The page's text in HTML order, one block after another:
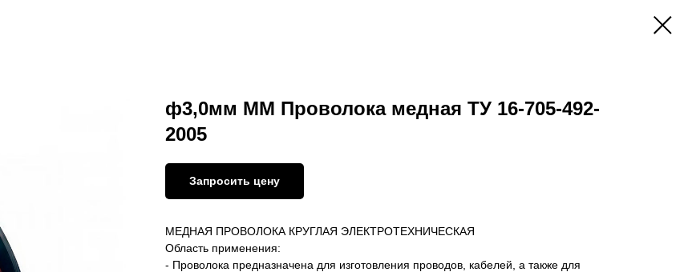
ф3,0мм ММ Проволока медная ТУ 16-705-492-
2005
Запросить цену
МЕДНАЯ ПРОВОЛОКА КРУГЛАЯ ЭЛЕКТРОТЕХНИЧЕСКАЯ
Область применения:
- Проволока предназначена для изготовления проводов, кабелей, а также для